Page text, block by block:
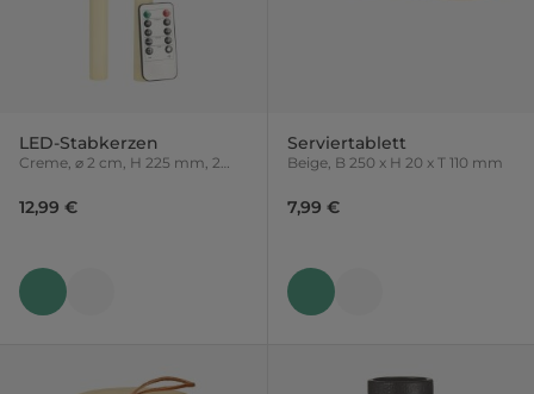
LED-Stabkerzen
Creme, ⌀ 2 cm, H 225 mm, 2
12,99 €
Serviertablett
Beige, B 250 x H 20 x T 110 mm
7,99 €